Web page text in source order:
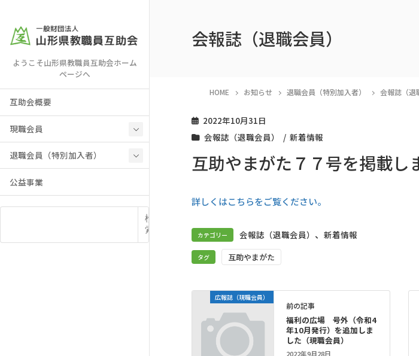
ようこそ山形県教職員互助会ホーム
ページへ
互助会概要
現職会員
退職会員（特別加入者）
公益事業
検
索
会報誌（退職会員）
HOME お知らせ 退職会員（特別加入者） 会報誌（退
2022年10月31日
会報誌（退職会員）
新着情報
互助やまがた７７号を掲載し
詳しくはこちらをご覧ください。
カテゴリー 会報誌（退職会員） 、 新着情報
タグ 互助やまがた
広報誌（現職会員）
前の記事
福利の広場 号外（令和4
年10月発行）を追加しま
した（現職会員）
2022年9月28日